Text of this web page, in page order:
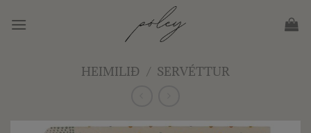
HEIMILIÐ / SERVÉTTUR